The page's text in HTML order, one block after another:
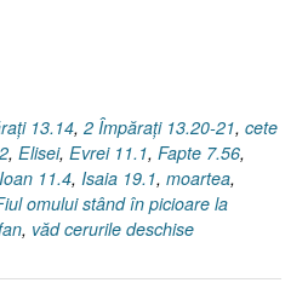
13.14, 2 Împăraţi 13.20-21, cete
, Elisei, Evrei 11.1, Fapte 7.56,
Ioan 11.4, Isaia 19.1, moartea,
omului stând în picioare la
, văd cerurile deschise